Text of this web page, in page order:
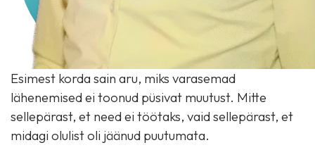
Esimest korda sain aru, miks varasemad
lähenemised ei toonud püsivat muutust. Mitte
sellepärast, et need ei töötaks, vaid sellepärast, et
midagi olulist oli jäänud puutumata.